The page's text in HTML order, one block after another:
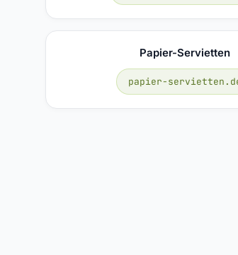
Papier-Servietten
papier-